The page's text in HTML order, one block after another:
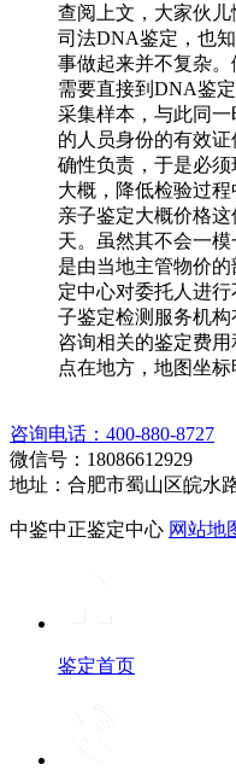
查阅上文，大家伙
司法DNA鉴定，也
事做起来并不复杂
需要直接到DNA鉴
采集样本，与此同
的人员身份的有效
确性负责，于是必
大概，降低检验过
亲子鉴定大概价格
天。虽然其不会一
是由当地主管物价
定中心对委托人进
子鉴定检测服务机
咨询相关的鉴定费
点在地方，地图坐标
咨询电话：400-880-8727
微信号：18086612929
地址：合肥市蜀山区皖水
中鉴中正鉴定中心 网站地
鉴定首页